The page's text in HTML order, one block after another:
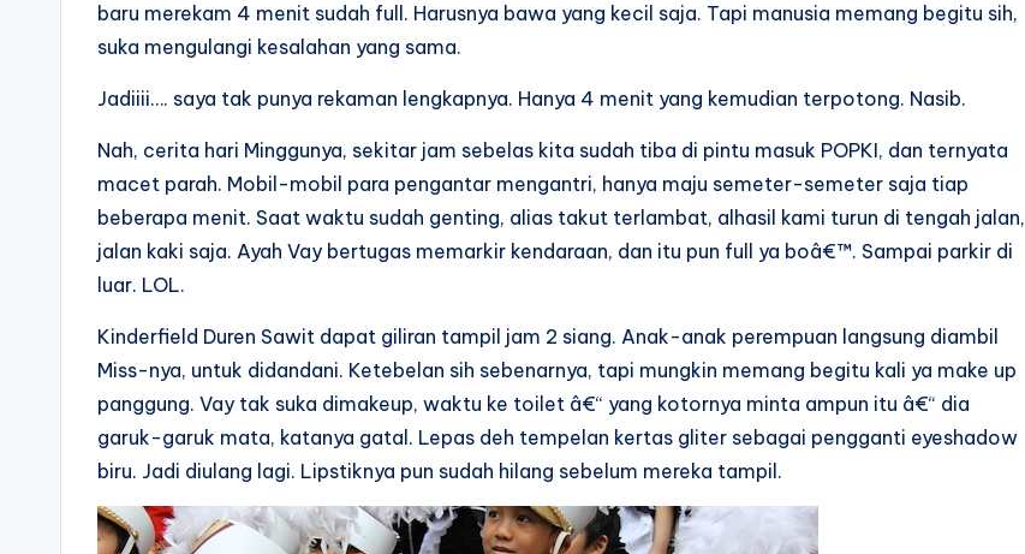
baru merekam 4 menit sudah full. Harusnya bawa yang kecil saja. Tapi manusia memang begitu sih,
suka mengulangi kesalahan yang sama.
Jadiiii…. saya tak punya rekaman lengkapnya. Hanya 4 menit yang kemudian terpotong. Nasib.
Nah, cerita hari Minggunya, sekitar jam sebelas kita sudah tiba di pintu masuk POPKI, dan ternyata
macet parah. Mobil-mobil para pengantar mengantri, hanya maju semeter-semeter saja tiap
beberapa menit. Saat waktu sudah genting, alias takut terlambat, alhasil kami turun di tengah jalan,
jalan kaki saja. Ayah Vay bertugas memarkir kendaraan, dan itu pun full ya boâ€™. Sampai parkir di
luar. LOL.
Kinderfield Duren Sawit dapat giliran tampil jam 2 siang. Anak-anak perempuan langsung diambil
Miss-nya, untuk didandani. Ketebelan sih sebenarnya, tapi mungkin memang begitu kali ya make up
panggung. Vay tak suka dimakeup, waktu ke toilet â€“ yang kotornya minta ampun itu â€“ dia
garuk-garuk mata, katanya gatal. Lepas deh tempelan kertas gliter sebagai pengganti eyeshadow
biru. Jadi diulang lagi. Lipstiknya pun sudah hilang sebelum mereka tampil.